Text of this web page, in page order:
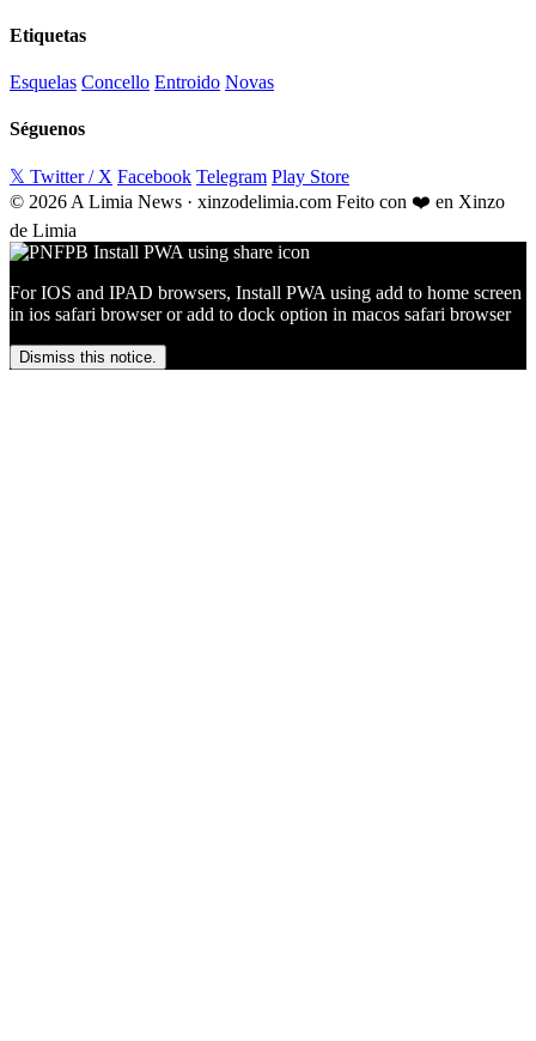
Etiquetas
Esquelas Concello Entroido Novas
Séguenos
𝕏 Twitter / X Facebook Telegram Play Store
© 2026 A Limia News · xinzodelimia.com Feito con ❤️ en Xinzo
de Limia
For IOS and IPAD browsers, Install PWA using add to home screen
in ios safari browser or add to dock option in macos safari browser
Dismiss this notice.